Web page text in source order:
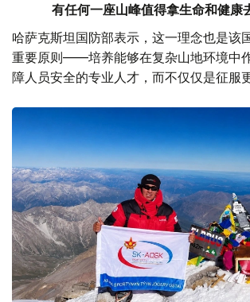
有任何一座山峰值得拿生命和健康
哈萨克斯坦国防部表示，这一理念也是该
重要原则——培养能够在复杂山地环境中
障人员安全的专业人才，而不仅仅是征服